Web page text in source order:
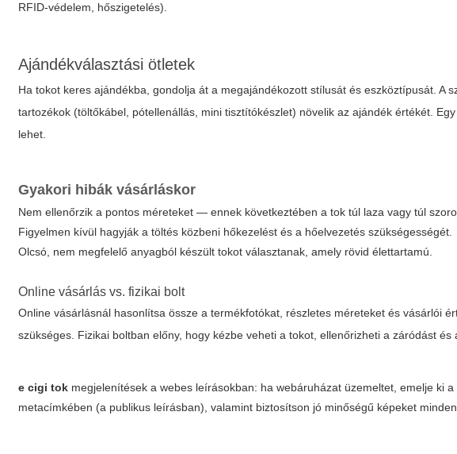
RFID-védelem, hőszigetelés).
Ajándékválasztási ötletek
Ha tokot keres ajándékba, gondolja át a megajándékozott stílusát és eszköztípusát. A
tartozékok (töltőkábel, pótellenállás, mini tisztítókészlet) növelik az ajándék értékét.
lehet.
Gyakori hibák vásárláskor
Nem ellenőrzik a pontos méreteket — ennek következtében a tok túl laza vagy túl
Figyelmen kívül hagyják a töltés közbeni hőkezelést és a hőelvezetés szükségességét.
Olcsó, nem megfelelő anyagból készült tokot választanak, amely rövid élettartamú.
Online vásárlás vs. fizikai bolt
Online vásárlásnál hasonlítsa össze a termékfotókat, részletes méreteket és vásárlói
szükséges. Fizikai boltban előny, hogy kézbe veheti a tokot, ellenőrizheti a záródást
e cigi tok megjelenítések a webes leírásokban: ha webáruházat üzemeltet, emelje ki
metacímkében (a publikus leírásban), valamint biztosítson jó minőségű képeket